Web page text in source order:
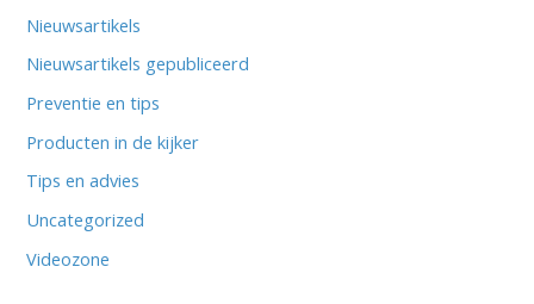
Nieuwsartikels
Nieuwsartikels gepubliceerd
Preventie en tips
Producten in de kijker
Tips en advies
Uncategorized
Videozone